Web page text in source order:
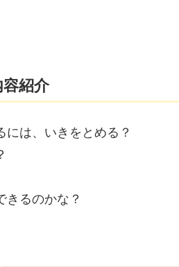
紹介
には、いきをとめる？
きるのかな？